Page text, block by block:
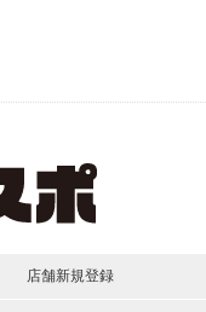
店舗新規登録